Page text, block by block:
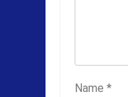
Name *